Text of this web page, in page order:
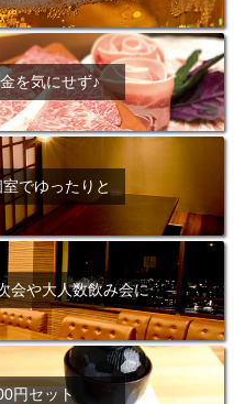
を気にせず♪
でゆったりと
会や大人数飲み会に
円セット